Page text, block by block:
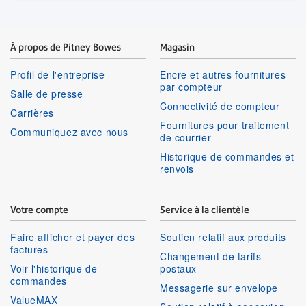
À propos de Pitney Bowes
Profil de l'entreprise
Salle de presse
Carrières
Communiquez avec nous
Magasin
Encre et autres fournitures
par compteur
Connectivité de compteur
Fournitures pour traitement
de courrier
Historique de commandes et
renvois
Votre compte
Faire afficher et payer des
factures
Voir l'historique de
commandes
ValueMAX
Service à la clientèle
Soutien relatif aux produits
Changement de tarifs
postaux
Messagerie sur envelope